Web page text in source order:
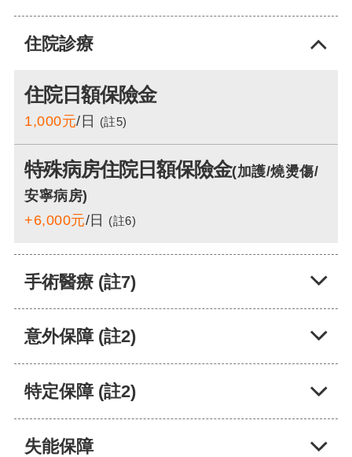
住院診療
住院日額保險金
1,000元/日 (註5)
特殊病房住院日額保險金(加護/燒燙傷/
安寧病房)
+6,000元/日 (註6)
手術醫療 (註7)
意外保障 (註2)
特定保障 (註2)
失能保障